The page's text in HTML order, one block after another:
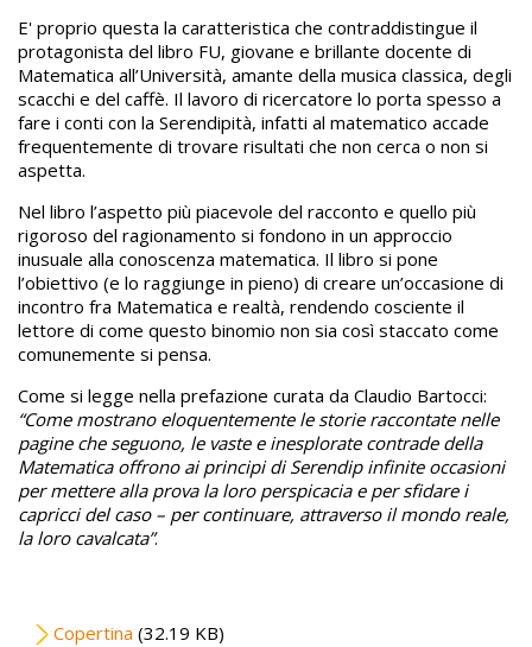
E' proprio questa la caratteristica che contraddistingue il
protagonista del libro FU, giovane e brillante docente di
Matematica all’Università, amante della musica classica, degli
scacchi e del caffè. Il lavoro di ricercatore lo porta spesso a
fare i conti con la Serendipità, infatti al matematico accade
frequentemente di trovare risultati che non cerca o non si
aspetta.
Nel libro l’aspetto più piacevole del racconto e quello più
rigoroso del ragionamento si fondono in un approccio
inusuale alla conoscenza matematica. Il libro si pone
l’obiettivo (e lo raggiunge in pieno) di creare un’occasione di
incontro fra Matematica e realtà, rendendo cosciente il
lettore di come questo binomio non sia così staccato come
comunemente si pensa.
Come si legge nella prefazione curata da Claudio Bartocci:
“Come mostrano eloquentemente le storie raccontate nelle
pagine che seguono, le vaste e inesplorate contrade della
Matematica offrono ai principi di Serendip infinite occasioni
per mettere alla prova la loro perspicacia e per sfidare i
capricci del caso – per continuare, attraverso il mondo reale,
la loro cavalcata”.
File
Copertina (32.19 KB)